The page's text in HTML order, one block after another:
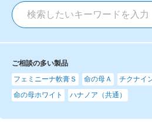
ご相談の多い製品
フェミニーナ軟膏Ｓ
命の母Ａ
チクナイ
命の母ホワイト
ハナノア（共通）